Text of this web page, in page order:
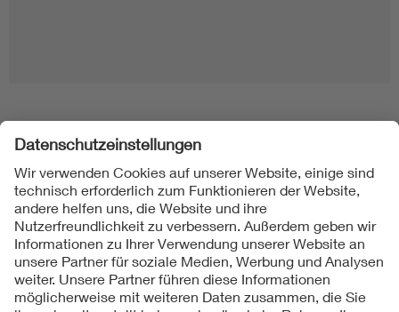
Folgen Sie uns